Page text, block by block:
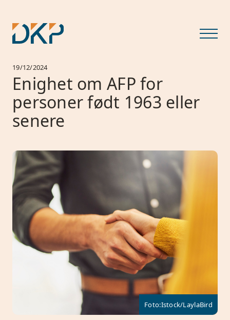
19/12/2024
Enighet om AFP for
personer født 1963 eller
senere
Foto:Istock/LaylaBird